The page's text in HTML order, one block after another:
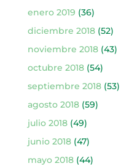
enero 2019 (36)
diciembre 2018(52)
noviembre 2018(43)
octubre 2018(54)
septiembre 2018(53)
agosto 2018(59)
julio 2018(49)
junio 2018(47)
mayo 2018(44)